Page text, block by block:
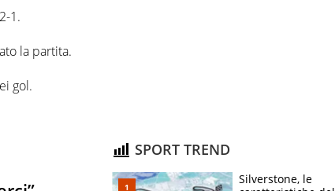
1.
la partita.
gol.
SPORT TREND
Silverstone, le